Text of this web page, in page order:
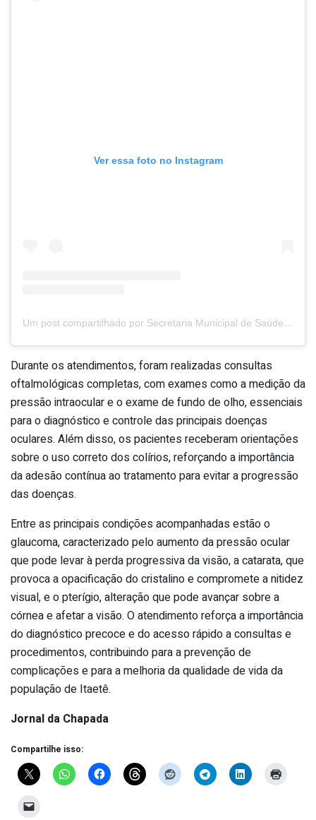
Ver essa foto no Instagram
Um post compartilhado por Secretaria Municipal de Saúde de Itaetê (@secretariadesaudeitaete)
Durante os atendimentos, foram realizadas consultas
oftalmológicas completas, com exames como a medição da
pressão intraocular e o exame de fundo de olho, essenciais
para o diagnóstico e controle das principais doenças
oculares. Além disso, os pacientes receberam orientações
sobre o uso correto dos colírios, reforçando a importância
da adesão contínua ao tratamento para evitar a progressão
das doenças.
Entre as principais condições acompanhadas estão o
glaucoma, caracterizado pelo aumento da pressão ocular
que pode levar à perda progressiva da visão, a catarata, que
provoca a opacificação do cristalino e compromete a nitidez
visual, e o pterígio, alteração que pode avançar sobre a
córnea e afetar a visão. O atendimento reforça a importância
do diagnóstico precoce e do acesso rápido a consultas e
procedimentos, contribuindo para a prevenção de
complicações e para a melhoria da qualidade de vida da
população de Itaetê.
Jornal da Chapada
Compartilhe isso: